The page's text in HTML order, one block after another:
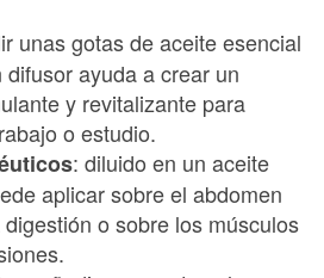
unas gotas de aceite esencial
ayuda a crear un
y revitalizante para
o estudio.
: diluido en un aceite
aplicar sobre el abdomen
o sobre los músculos